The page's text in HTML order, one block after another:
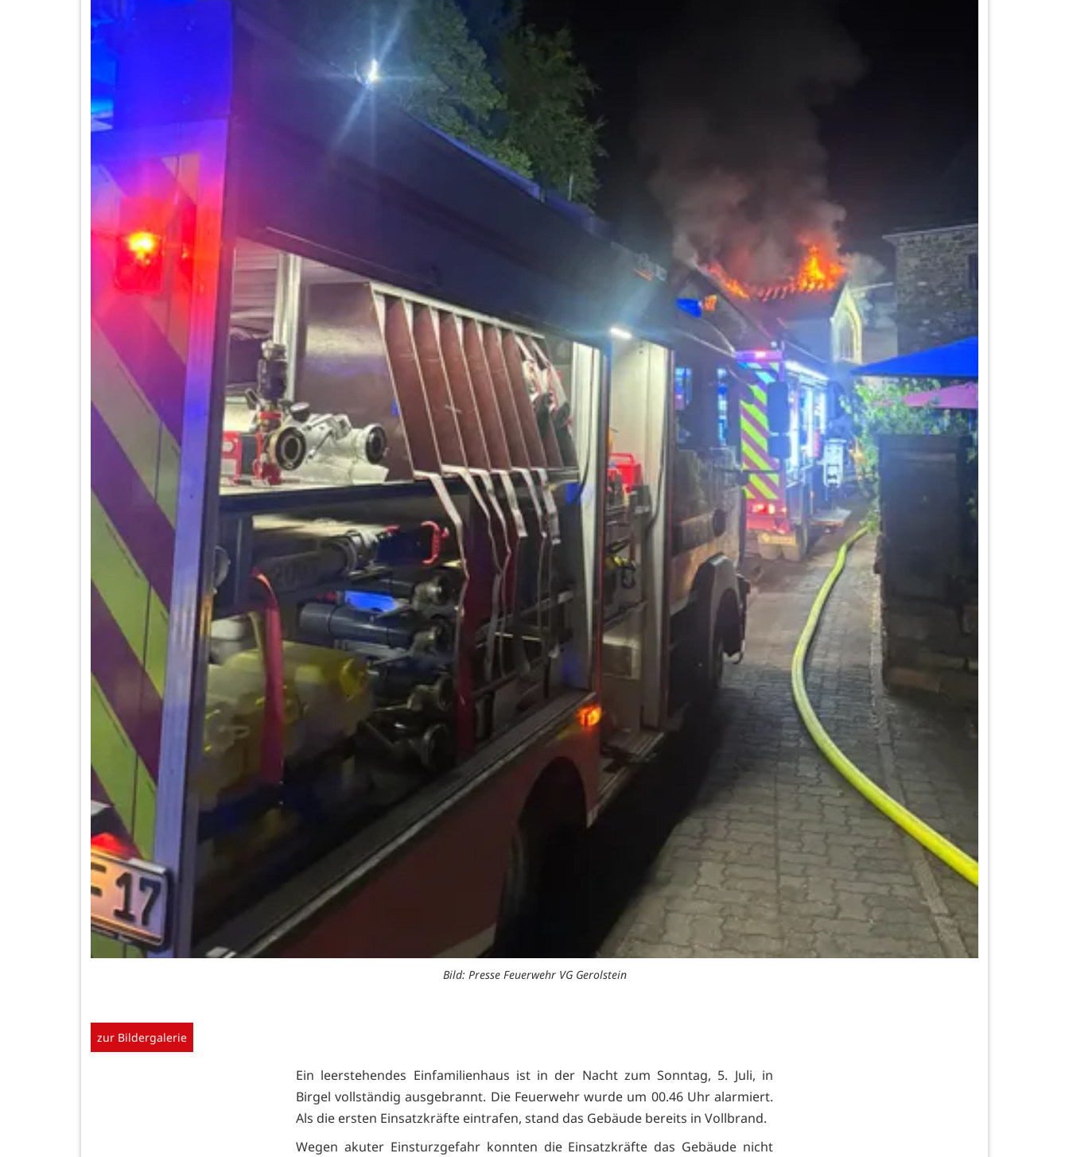
Bild: Presse Feuerwehr VG Gerolstein
zur Bildergalerie
Ein leerstehendes Einfamilienhaus ist in der Nacht zum Sonntag, 5. Juli, in
Birgel vollständig ausgebrannt. Die Feuerwehr wurde um 00.46 Uhr alarmiert.
Als die ersten Einsatzkräfte eintrafen, stand das Gebäude bereits in Vollbrand.
Wegen akuter Einsturzgefahr konnten die Einsatzkräfte das Gebäude nicht